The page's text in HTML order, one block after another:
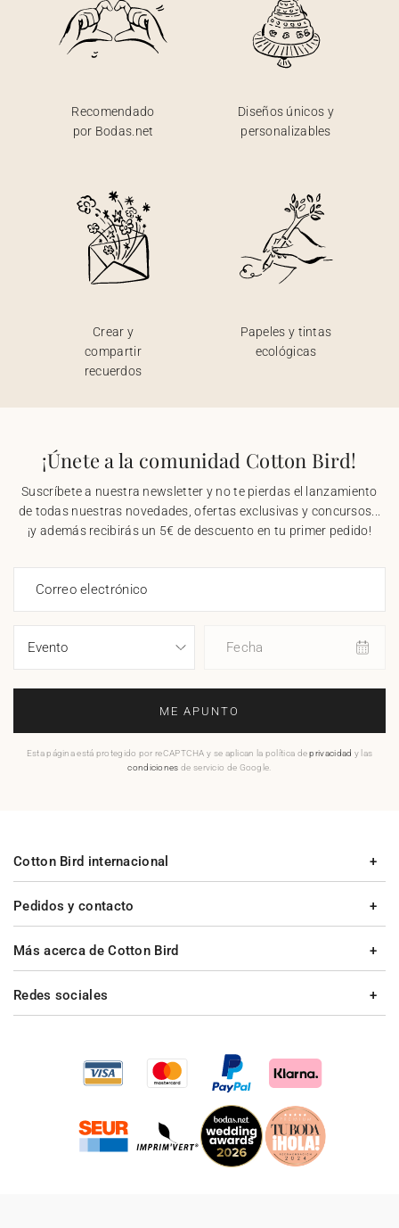
Recomendado
por Bodas.net
Diseños únicos y
personalizables
Crear y
compartir
recuerdos
Papeles y tintas
ecológicas
¡Únete a la comunidad Cotton Bird!
Suscríbete a nuestra newsletter y no te pierdas el lanzamiento
de todas nuestras novedades, ofertas exclusivas y concursos...
¡y además recibirás un 5€ de descuento en tu primer pedido!
Correo electrónico
Fecha
ME APUNTO
Esta página está protegido por reCAPTCHA y se aplican la política deprivacidad y las
condiciones de servicio de Google.
Pedidos y contacto
Más acerca de Cotton Bird
Cotton Bird internacional
Redes sociales